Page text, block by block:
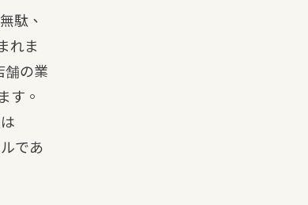
駄、
れま
舗の業
す。
であ